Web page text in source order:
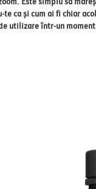
ca și cum ai fi chiar
utilizare într-un